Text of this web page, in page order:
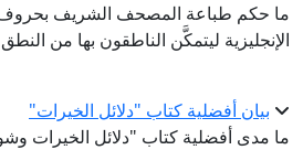
ما حكم طباعة المصحف الشريف بحروف
الإنجليزية ليتمكَّن الناطقون بها من
بيان أفضلية كتاب "دلائل الخيرات"
ما مدى أفضلية كتاب "دلائل الخيرات